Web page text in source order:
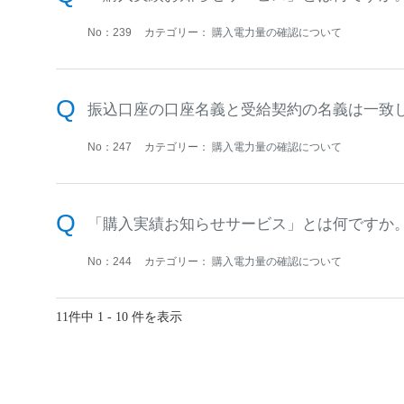
No：239 カテゴリー： 購入電力量の確認について
振込口座の口座名義と受給契約の名義は一致
No：247 カテゴリー： 購入電力量の確認について
「購入実績お知らせサービス」とは何ですか。
No：244 カテゴリー： 購入電力量の確認について
11件中 1 - 10 件を表示